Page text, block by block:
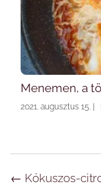
Menemen, a
2021. augusztus 15.
Navigáció
← Kókuszos-